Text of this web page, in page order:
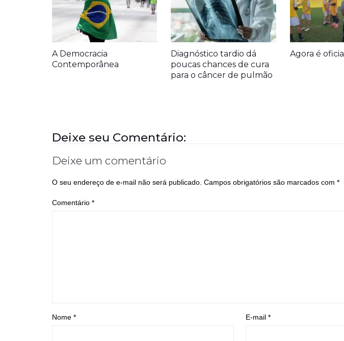
A Democracia
Contemporânea
Diagnóstico tardio dá
poucas chances de cura
para o câncer de pulmão
Agora é oficial
Deixe seu Comentário:
Deixe um comentário
O seu endereço de e-mail não será publicado. Campos obrigatórios são marcados com *
Comentário *
Nome * E-mail *